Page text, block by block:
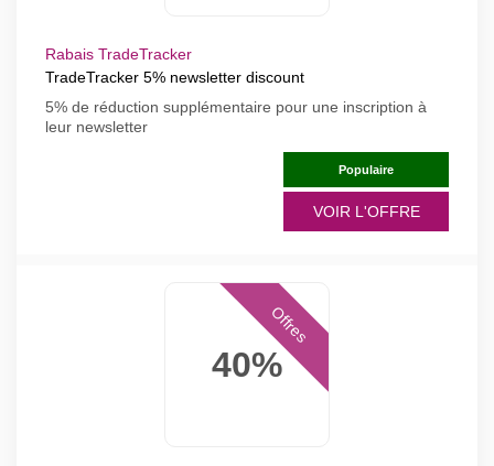
Rabais TradeTracker
TradeTracker 5% newsletter discount
5% de réduction supplémentaire pour une inscription à
leur newsletter
Populaire
VOIR L'OFFRE
40%
Offres